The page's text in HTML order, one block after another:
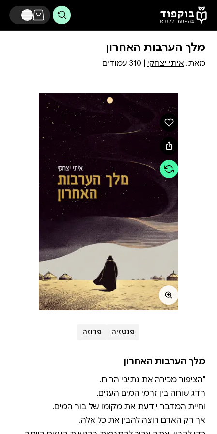
דלג לתוכן הראשי
מלך הערבות האחרון
מאת: איתי יצחקי
פנטזיה פרוזה
מלך הערבות האחרון